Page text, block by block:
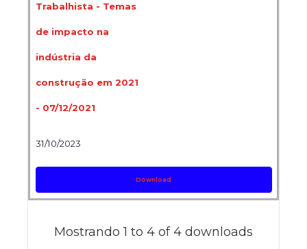
Trabalhista - Temas
de impacto na
indústria da
construção em 2021
- 07/12/2021
31/10/2023
Download
Mostrando 1 to 4 of 4 downloads